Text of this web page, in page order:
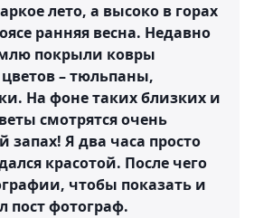
лето, а высоко в горах
ранняя весна. Недавно
покрыли ковры
– тюльпаны,
На фоне таких близких и
смотрятся очень
запах! Я два часа просто
красотой. После чего
чтобы показать и
пост фотограф.